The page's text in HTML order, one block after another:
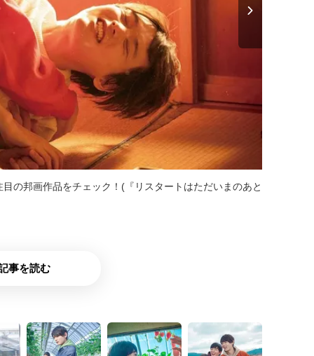
の邦画作品をチェック！(『リスタートはただいまのあと
事を読む